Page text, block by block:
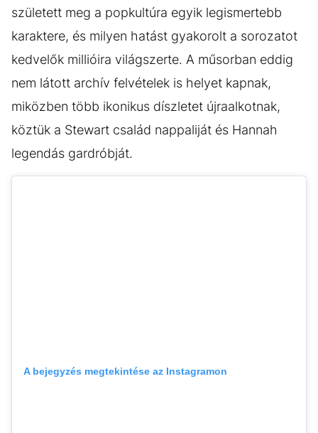
született meg a popkultúra egyik legismertebb
karaktere, és milyen hatást gyakorolt a sorozatot
kedvelők millióira világszerte. A műsorban eddig
nem látott archív felvételek is helyet kapnak,
miközben több ikonikus díszletet újraalkotnak,
köztük a Stewart család nappaliját és Hannah
legendás gardróbját.
A bejegyzés megtekintése az Instagramon